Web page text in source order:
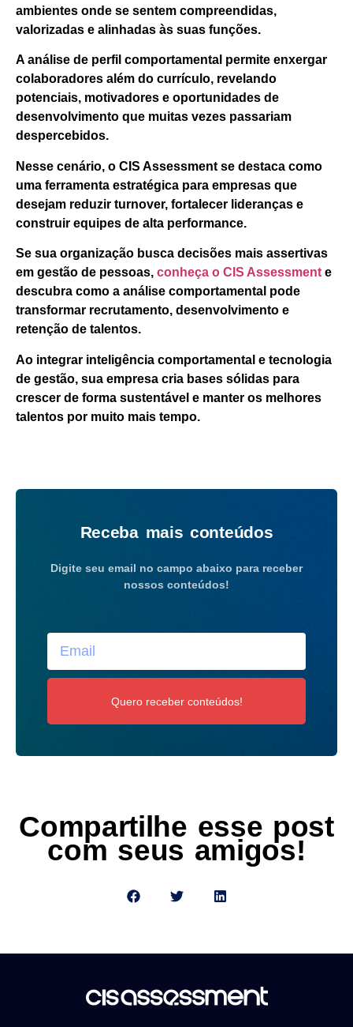
ambientes onde se sentem compreendidas,
valorizadas e alinhadas às suas funções.
A análise de perfil comportamental permite enxergar
colaboradores além do currículo, revelando
potenciais, motivadores e oportunidades de
desenvolvimento que muitas vezes passariam
despercebidos.
Nesse cenário, o CIS Assessment se destaca como
uma ferramenta estratégica para empresas que
desejam reduzir turnover, fortalecer lideranças e
construir equipes de alta performance.
Se sua organização busca decisões mais assertivas
em gestão de pessoas, conheça o CIS Assessment e
descubra como a análise comportamental pode
transformar recrutamento, desenvolvimento e
retenção de talentos.
Ao integrar inteligência comportamental e tecnologia
de gestão, sua empresa cria bases sólidas para
crescer de forma sustentável e manter os melhores
talentos por muito mais tempo.
Receba mais conteúdos
Digite seu email no campo abaixo para receber
nossos conteúdos!
Quero receber conteúdos!
Compartilhe esse post
com seus amigos!